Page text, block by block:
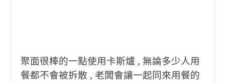
聚面很棒的一點使用卡斯爐 , 無論多少人用
餐都不會被拆散 , 老闆會讓一起同來用餐的